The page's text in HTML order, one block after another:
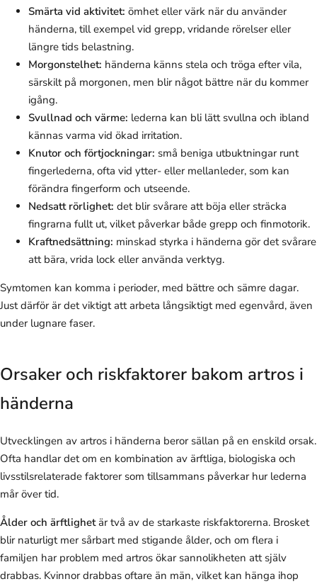
Smärta vid aktivitet: ömhet eller värk när du använder
händerna, till exempel vid grepp, vridande rörelser eller
längre tids belastning.
Morgonstelhet: händerna känns stela och tröga efter vila,
särskilt på morgonen, men blir något bättre när du kommer
igång.
Svullnad och värme: lederna kan bli lätt svullna och ibland
kännas varma vid ökad irritation.
Knutor och förtjockningar: små beniga utbuktningar runt
fingerlederna, ofta vid ytter- eller mellanleder, som kan
förändra fingerform och utseende.
Nedsatt rörlighet: det blir svårare att böja eller sträcka
fingrarna fullt ut, vilket påverkar både grepp och finmotorik.
Kraftnedsättning: minskad styrka i händerna gör det svårare
att bära, vrida lock eller använda verktyg.
Symtomen kan komma i perioder, med bättre och sämre dagar.
Just därför är det viktigt att arbeta långsiktigt med egenvård, även
under lugnare faser.
Orsaker och riskfaktorer bakom artros i
händerna
Utvecklingen av artros i händerna beror sällan på en enskild orsak.
Ofta handlar det om en kombination av ärftliga, biologiska och
livsstilsrelaterade faktorer som tillsammans påverkar hur lederna
mår över tid.
Ålder och ärftlighetär två av de starkaste riskfaktorerna. Brosket
blir naturligt mer sårbart med stigande ålder, och om flera i
familjen har problem med artros ökar sannolikheten att själv
drabbas. Kvinnor drabbas oftare än män, vilket kan hänga ihop